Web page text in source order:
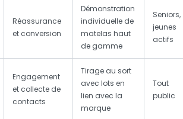
Réassurance
et conversion
Démonstration
individuelle de
matelas haut
de gamme
Seniors,
jeunes
actifs
Engagement
et collecte de
contacts
Tirage au sort
avec lots en
lien avec la
marque
Tout
public